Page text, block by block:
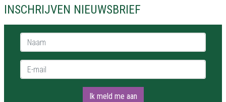
INSCHRIJVEN NIEUWSBRIEF
Naam *
E-mail *
Ik meld me aan